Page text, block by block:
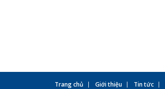
Trang chủ Giới thiệu Tin tức